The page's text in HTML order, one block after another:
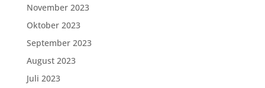
November 2023
Oktober 2023
September 2023
August 2023
Juli 2023